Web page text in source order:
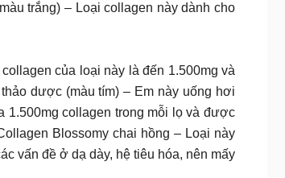
trắng) – Loại collagen này dành cho
của loại này là đến 1.500mg và
dược (màu tím) – Em này uống hơi
1.500mg collagen trong mỗi lọ và được
Blossomy chai hồng – Loại này
vấn đề ở dạ dày, hệ tiêu hóa, nên mấy